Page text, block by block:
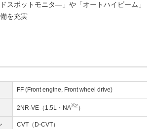
スポットモニタ—」や「オートハイビーム」
を充実
FF (Front engine, Front wheel drive)
2NR-VE（1.5L・NA※2 ）
CVT（D-CVT）